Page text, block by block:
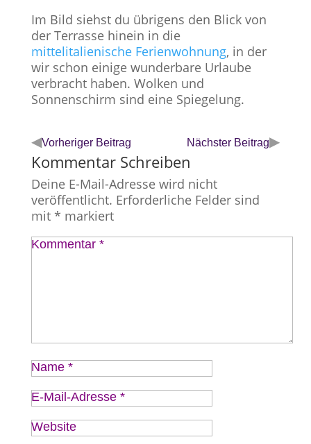
Im Bild siehst du übrigens den Blick von
der Terrasse hinein in die
mittelitalienische Ferienwohnung, in der
wir schon einige wunderbare Urlaube
verbracht haben. Wolken und
Sonnenschirm sind eine Spiegelung.
◀Vorheriger Beitrag Nächster Beitrag▶
Kommentar Schreiben
Deine E-Mail-Adresse wird nicht
veröffentlicht. Erforderliche Felder sind
mit * markiert
Kommentar *
Name *
E-Mail-Adresse *
Website